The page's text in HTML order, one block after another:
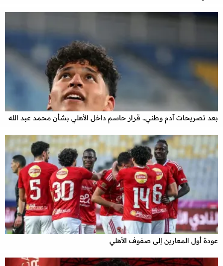
بعد تصريحات آدم وطني.. قرار حاسم داخل الأهلي بشأن محمد عبد الله
عودة أول المعارين إلى صفوف الأهلي